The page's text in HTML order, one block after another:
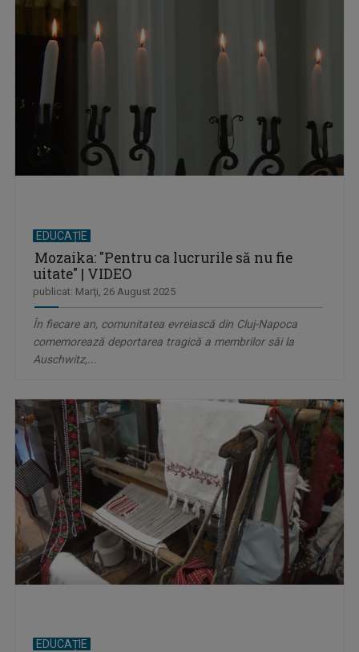
EDUCAȚIE
Mozaika: "Pentru ca lucrurile să nu fie
uitate" | VIDEO
publicat: Marţi, 26 August 2025
În fiecare an, comunitatea evreiască din Cluj-Napoca
comemorează deportarea tragică a membrilor săi la
Auschwitz,...
EDUCAȚIE